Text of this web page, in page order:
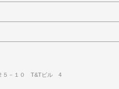
５－１０ T&Tビル 4